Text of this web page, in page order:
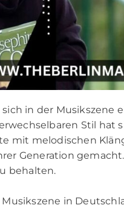
in der Musikszene
Stil hat
mit melodischen
Generation
behalten.
in